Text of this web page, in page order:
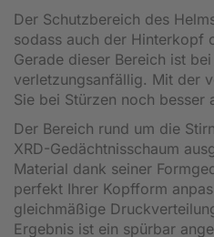
Der Schutzbereich des
sodass auch der Hinterkopf
Gerade dieser Bereich ist
verletzungsanfällig. Mit der
Sie bei Stürzen noch besser
Der Bereich rund um die
XRD-Gedächtnisschaum
Material dank seiner
perfekt Ihrer Kopfform
gleichmäßige
Ergebnis ist ein spürbar